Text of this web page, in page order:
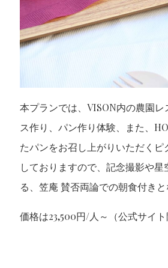
本プランでは、VISON内の農園
ス作り、パン作り体験、また、
たパンをお召し上がりいただく
しておりますので、記念撮影や
る、笠庵 賛否両論での朝食付きと
価格は23,500円/人～（公式サイ